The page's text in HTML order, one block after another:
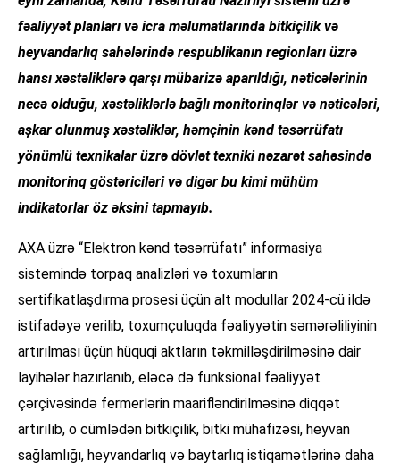
fəaliyyət planları və icra məlumatlarında bitkiçilik və
heyvandarlıq sahələrində respublikanın regionları üzrə
hansı xəstəliklərə qarşı mübarizə aparıldığı, nəticələrinin
necə olduğu, xəstəliklərlə bağlı monitorinqlər və nəticələri,
aşkar olunmuş xəstəliklər, həmçinin kənd təsərrüfatı
yönümlü texnikalar üzrə dövlət texniki nəzarət sahəsində
monitorinq göstəriciləri və digər bu kimi mühüm
indikatorlar öz əksini tapmayıb.
AXA üzrə “Elektron kənd təsərrüfatı” informasiya
sistemində torpaq analizləri və toxumların
sertifikatlaşdırma prosesi üçün alt modullar 2024-cü ildə
istifadəyə verilib, toxumçuluqda fəaliyyətin səmərəliliyinin
artırılması üçün hüquqi aktların təkmilləşdirilməsinə dair
layihələr hazırlanıb, eləcə də funksional fəaliyyət
çərçivəsində fermerlərin maarifləndirilməsinə diqqət
artırılıb, o cümlədən bitkiçilik, bitki mühafizəsi, heyvan
sağlamlığı, heyvandarlıq və baytarlıq istiqamətlərinə daha